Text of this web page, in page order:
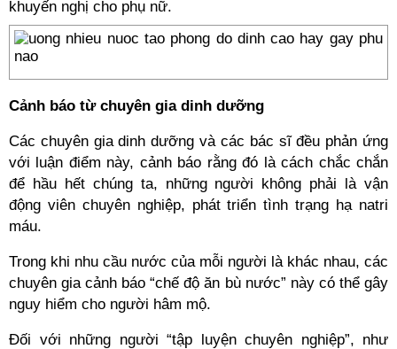
khuyến nghị cho phụ nữ.
Cảnh báo từ chuyên gia dinh dưỡng
Các chuyên gia dinh dưỡng và các bác sĩ đều phản ứng
với luận điểm này, cảnh báo rằng đó là cách chắc chắn
để hầu hết chúng ta, những người không phải là vận
động viên chuyên nghiệp, phát triển tình trạng hạ natri
máu.
Trong khi nhu cầu nước của mỗi người là khác nhau, các
chuyên gia cảnh báo “chế độ ăn bù nước” này có thể gây
nguy hiểm cho người hâm mộ.
Đối với những người “tập luyện chuyên nghiệp”, như